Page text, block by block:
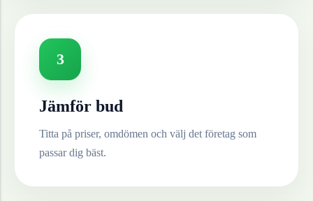
3
Jämför bud
Titta på priser, omdömen och välj det företag som
passar dig bäst.